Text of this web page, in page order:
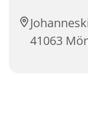
41063